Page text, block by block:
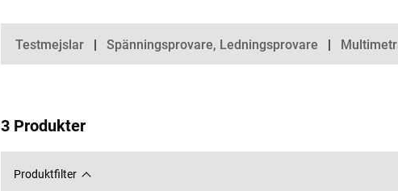
Kategorier
Testmejslar Spänningsprovare, Ledningsprovare
3 Produkter
Produktfilter